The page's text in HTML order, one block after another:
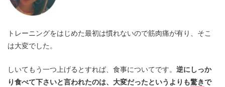
トレーニングをはじめた最初は慣れないので筋肉痛が有り、そこ
は大変でした。
しいてもう一つ上げるとすれば、食事についてです。 逆にしっか
り食べて下さいと言われたのは、大変だったというよりも驚きで